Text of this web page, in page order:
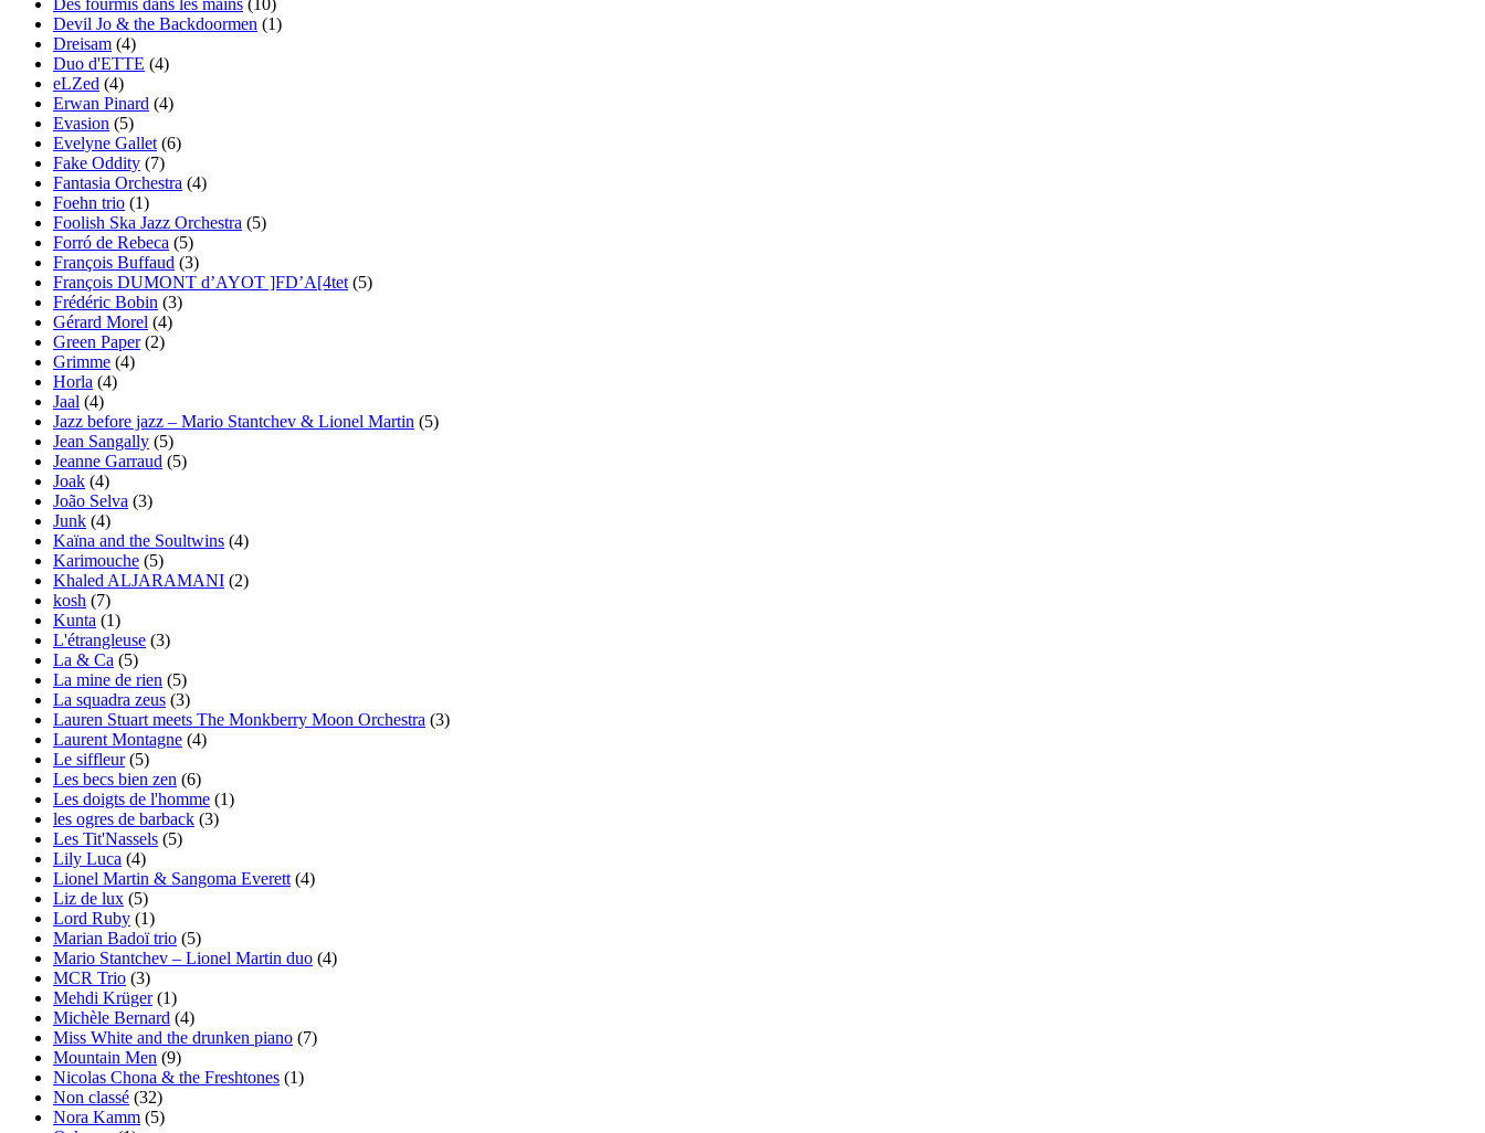
Devil Jo & the Backdoormen (1)
Dreisam (4)
Duo d'ETTE (4)
eLZed (4)
Erwan Pinard (4)
Evasion (5)
Evelyne Gallet (6)
Fake Oddity (7)
Fantasia Orchestra (4)
Foehn trio (1)
Foolish Ska Jazz Orchestra (5)
Forró de Rebeca (5)
François Buffaud (3)
François DUMONT d’AYOT ]FD’A[4tet (5)
Frédéric Bobin (3)
Gérard Morel (4)
Green Paper(2)
Grimme (4)
Horla (4)
Jaal (4)
Jazz before jazz – Mario Stantchev & Lionel Martin (5)
Jean Sangally (5)
Jeanne Garraud (5)
Joak (4)
João Selva (3)
Junk (4)
Kaïna and the Soultwins (4)
Karimouche (5)
Khaled ALJARAMANI (2)
kosh (7)
Kunta (1)
L'étrangleuse (3)
La & Ca (5)
La mine de rien (5)
La squadra zeus (3)
Lauren Stuart meets The Monkberry Moon Orchestra (3)
Laurent Montagne (4)
Le siffleur(5)
Les becs bien zen (6)
Les doigts de l'homme (1)
les ogres de barback (3)
Les Tit'Nassels (5)
Lily Luca (4)
Lionel Martin & Sangoma Everett (4)
Liz de lux (5)
Lord Ruby (1)
Marian Badoï trio (5)
Mario Stantchev – Lionel Martin duo (4)
MCR Trio (3)
Mehdi Krüger(1)
Michèle Bernard (4)
Miss White and the drunken piano (7)
Mountain Men (9)
Nicolas Chona & the Freshtones (1)
Non classé (32)
Nora Kamm (5)